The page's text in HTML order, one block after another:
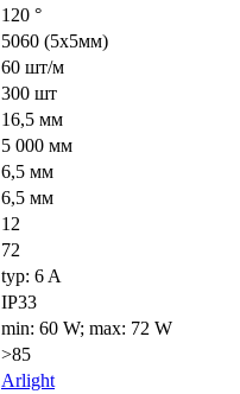
120 °
5060 (5x5мм)
60 шт/м
300 шт
16,5 мм
5 000 мм
6,5 мм
6,5 мм
12
72
typ: 6 A
IP33
min: 60 W; max: 72 W
>85
Arlight